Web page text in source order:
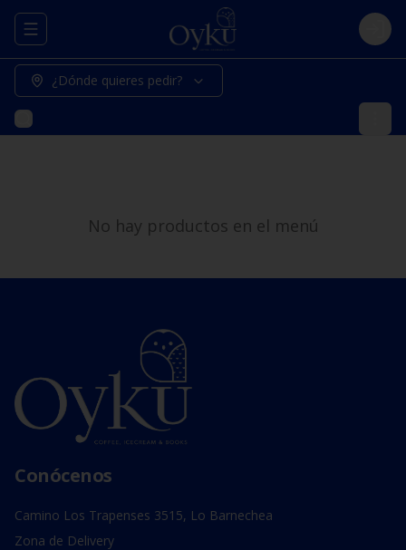
Abrir menu de navegación Login
¿Dónde quieres pedir?
No hay productos en el menú
Conócenos
Camino Los Trapenses 3515, Lo Barnechea
Zona de Delivery